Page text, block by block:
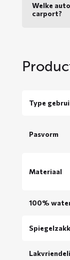
Welke
carport?
Type
Pasvorm
Materiaal
100%